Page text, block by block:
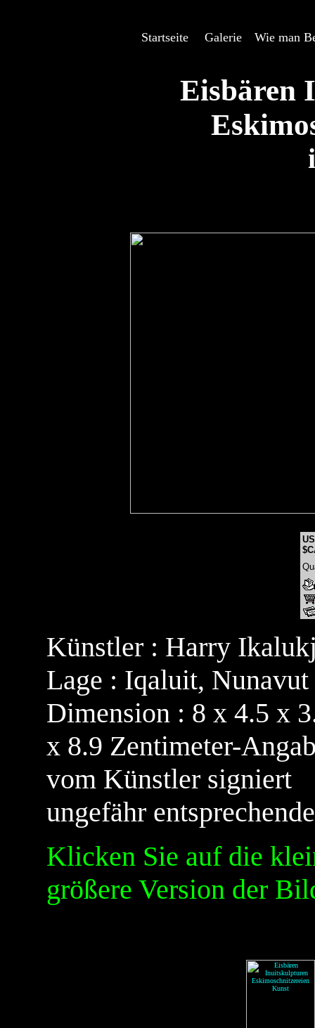
Startseite--- Galerie--- Wie man
Eisbären
Künstler : Harry
Lage : Iqaluit, Nunavut
Dimension : 8 x 4.5 x
x 8.9 Zentimeter-
vom Künstler signiert
ungefähr
Klicken Sie auf die
größere Version der